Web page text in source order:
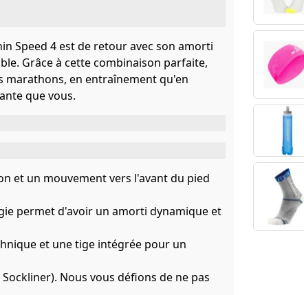
Speed 4 est de retour avec son amorti
Grâce à cette combinaison parfaite,
marathons, en entraînement qu'en
que vous.
et un mouvement vers l'avant du pied
permet d'avoir un amorti dynamique et
et une tige intégrée pour un
Nous vous défions de ne pas